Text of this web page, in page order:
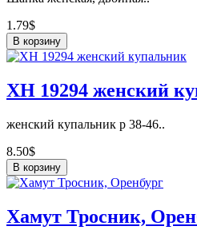
1.79$
В корзину
ХН 19294 женский
женский купальник р 38-46..
8.50$
В корзину
Хамут Тросник,